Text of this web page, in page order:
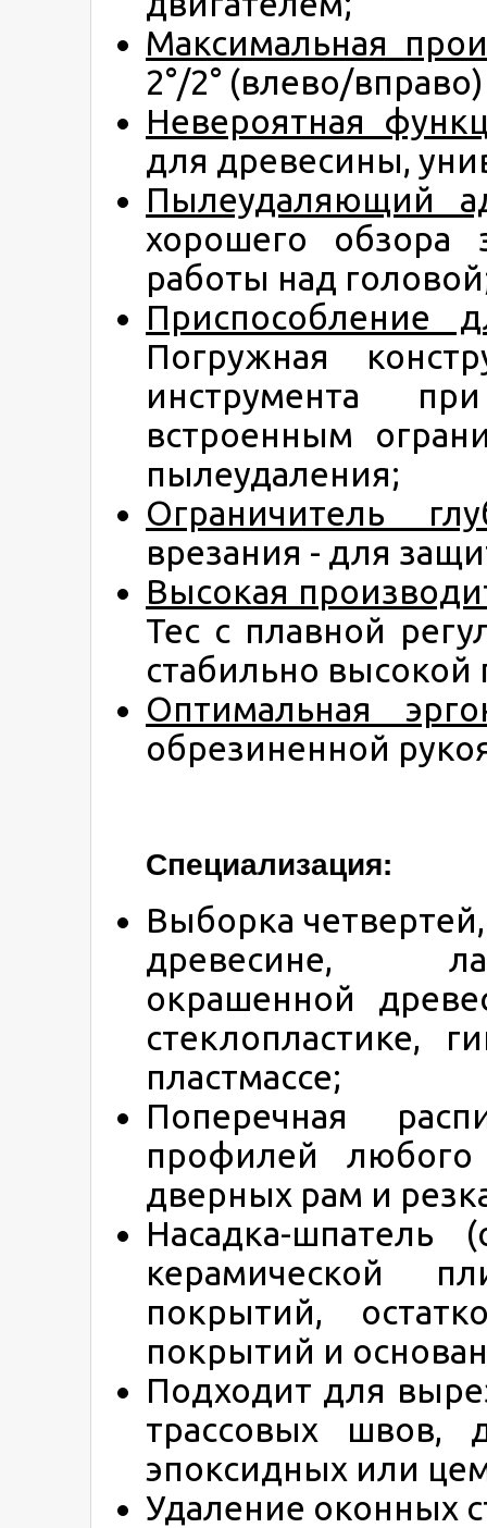
Максимальная
2°/2° (влево/
Невероятная
для древесины,
Пылеудаляющий
хорошего обзора
работы над
Приспособление
Погружная
инструмента
встроенным
пылеудаления;
Ограничитель
врезания - для
Высокая
Tec с плавной
стабильно высокой
Оптимальная
обрезиненной
Специализация:
Выборка
древесине,
окрашенной
стеклопластике,
пластмассе;
Поперечная
профилей любого
дверных рам и
Насадка-
керамической
покрытий,
покрытий и
Подходит для
трассовых швов,
эпоксидных или
Удаление оконных